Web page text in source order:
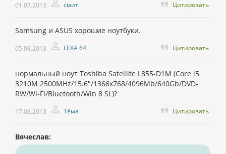
01.07.2013 смит Цитировать
Samsung и ASUS хорошие ноутбуки.
05.08.2013 LEXA 64 Цитировать
нормальный ноут Toshiba Satellite L855-D1M (Core i5
3210M 2500MHz/15.6"/1366x768/4096Mb/640Gb/DVD-
RW/Wi-Fi/Bluetooth/Win 8 SL)?
17.08.2013 Тёма Цитировать
Вячеслав: